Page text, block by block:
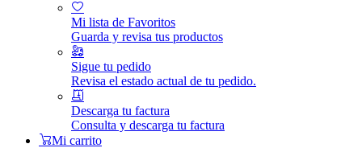
Mi lista de Favoritos
Guarda y revisa tus productos
Sigue tu pedido
Revisa el estado actual de tu pedido.
Descarga tu factura
Consulta y descarga tu factura
Mi carrito